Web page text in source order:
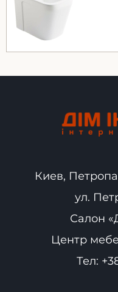
Киев,
ул.
Салон
Центр
Тел: